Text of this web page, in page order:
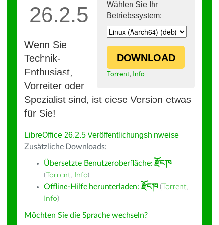
Wählen Sie Ihr
Betriebssystem:
DOWNLOAD
Torrent, Info
26.2.5
Wenn Sie
Technik-
Enthusiast,
Vorreiter oder
Spezialist sind, ist diese Version etwas
für Sie!
LibreOffice 26.2.5 Veröffentlichungshinweise
Zusätzliche Downloads:
Übersetzte Benutzeroberfläche: རྫོང་ཁ
(Torrent, Info)
Offline-Hilfe herunterladen: རྫོང་ཁ (Torrent,
Info)
Möchten Sie die Sprache wechseln?